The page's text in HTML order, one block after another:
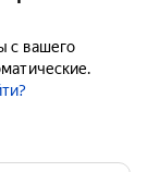
с вашего